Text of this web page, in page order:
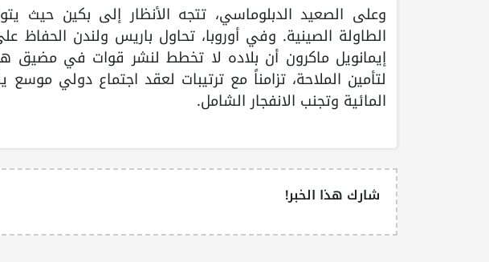
وعلى الصعيد الدبلوماسي، تتجه الأنظار إلى بكين حيث
الطاولة الصينية. وفي أوروبا، تحاول باريس ولندن الحفاظ
إيمانويل ماكرون أن بلاده لا تخطط لنشر قوات في مضيق
المائية وتجنب الانفجار الشامل.
شارك هذا الخبر!